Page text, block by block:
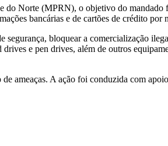
Norte (MPRN), o objetivo do mandado
bancárias e de cartões de crédito por
segurança, bloquear a comercialização
e pen drives, além de outros
ameaças. A ação foi conduzida com